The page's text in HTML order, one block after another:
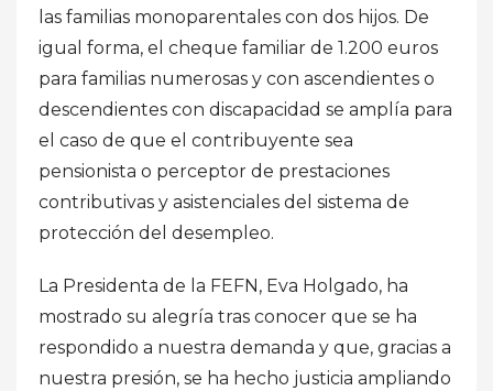
las familias monoparentales con dos hijos. De
igual forma, el cheque familiar de 1.200 euros
para familias numerosas y con ascendientes o
descendientes con discapacidad se amplía para
el caso de que el contribuyente sea
pensionista o perceptor de prestaciones
contributivas y asistenciales del sistema de
protección del desempleo.
La Presidenta de la FEFN, Eva Holgado, ha
mostrado su alegría tras conocer que se ha
respondido a nuestra demanda y que, gracias a
nuestra presión, se ha hecho justicia ampliando